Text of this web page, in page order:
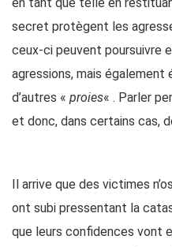
secret protègent les
ceux-ci peuvent poursuivre
agressions, mais
d’autres « proies« . Parler
et donc, dans certains cas,
Il arrive que des victimes
ont subi pressentant la
que leurs confidences vont